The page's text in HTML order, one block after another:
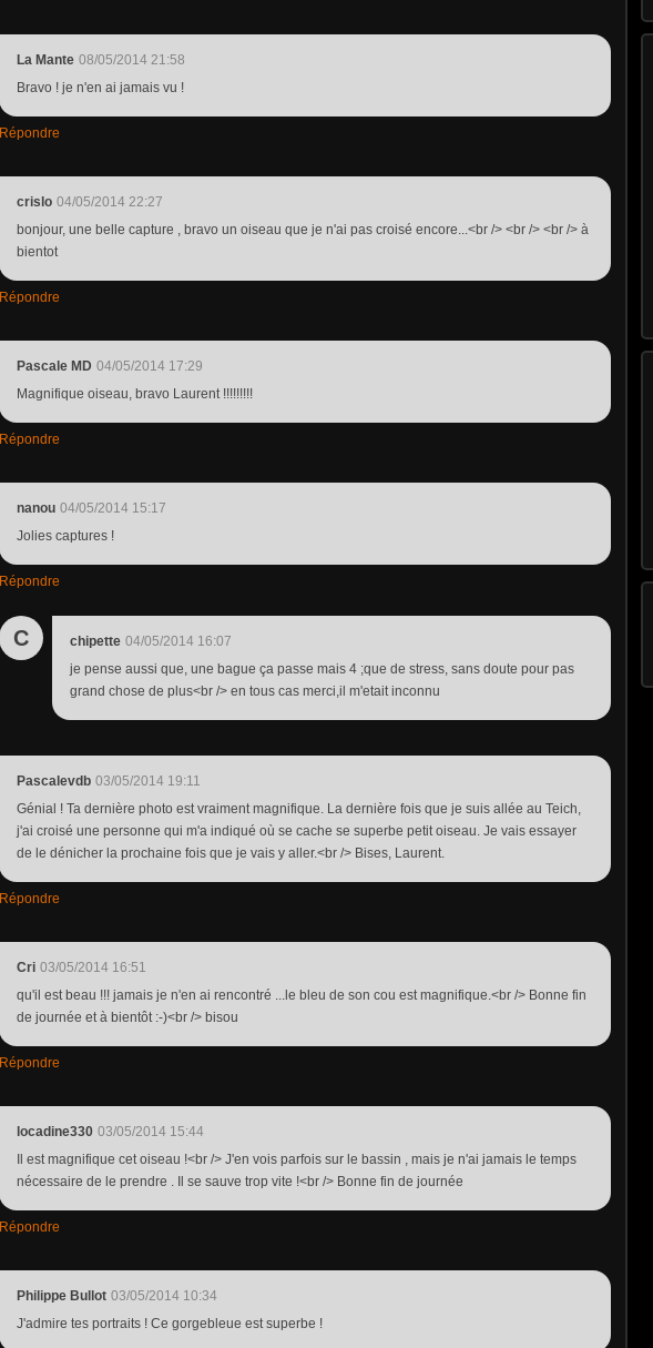
La Mante 08/05/2014 21:58
Bravo ! je n'en ai jamais vu !
Répondre
crislo 04/05/2014 22:27
bonjour, une belle capture , bravo un oiseau que je n'ai pas croisé encore...<br /> <br /> <br /> à
bientot
Répondre
Pascale MD 04/05/2014 17:29
Magnifique oiseau, bravo Laurent !!!!!!!!!
Répondre
nanou 04/05/2014 15:17
Jolies captures !
Répondre
C chipette 04/05/2014 16:07
je pense aussi que, une bague ça passe mais 4 ;que de stress, sans doute pour pas
grand chose de plus<br /> en tous cas merci,il m'etait inconnu
Pascalevdb 03/05/2014 19:11
Génial ! Ta dernière photo est vraiment magnifique. La dernière fois que je suis allée au Teich,
j'ai croisé une personne qui m'a indiqué où se cache se superbe petit oiseau. Je vais essayer
de le dénicher la prochaine fois que je vais y aller.<br /> Bises, Laurent.
Répondre
Cri 03/05/2014 16:51
qu'il est beau !!! jamais je n'en ai rencontré ...le bleu de son cou est magnifique.<br /> Bonne fin
de journée et à bientôt :-)<br /> bisou
Répondre
locadine330 03/05/2014 15:44
Il est magnifique cet oiseau !<br /> J'en vois parfois sur le bassin , mais je n'ai jamais le temps
nécessaire de le prendre . Il se sauve trop vite !<br /> Bonne fin de journée
Répondre
Philippe Bullot 03/05/2014 10:34
J'admire tes portraits ! Ce gorgebleue est superbe !